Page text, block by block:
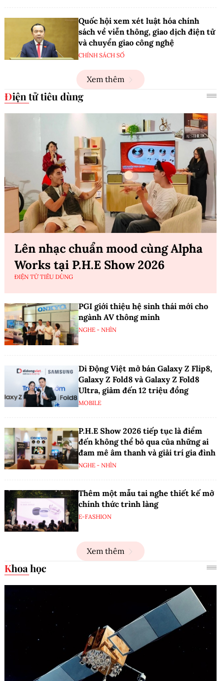
Quốc hội xem xét luật hóa chính
sách về viễn thông, giao dịch điện tử
và chuyển giao công nghệ
CHÍNH SÁCH SỐ
Xem thêm
Điện tử tiêu dùng
Lên nhạc chuẩn mood cùng Alpha
Works tại P.H.E Show 2026
ĐIỆN TỬ TIÊU DÙNG
PGI giới thiệu hệ sinh thái mới cho
ngành AV thông minh
NGHE - NHÌN
Di Động Việt mở bán Galaxy Z Flip8,
Galaxy Z Fold8 và Galaxy Z Fold8
Ultra, giảm đến 12 triệu đồng
MOBILE
P.H.E Show 2026 tiếp tục là điểm
đến không thể bỏ qua của những ai
đam mê âm thanh và giải trí gia đình
NGHE - NHÌN
Thêm một mẫu tai nghe thiết kế mở
chính thức trình làng
E-FASHION
Xem thêm
Khoa học